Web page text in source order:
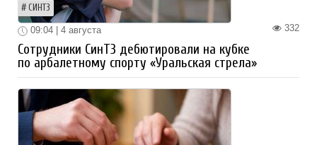
СИНТЗ
332
09:04 | 4 августа
Сотрудники СинТЗ дебютировали на кубке
по арбалетному спорту «Уральская стрела»